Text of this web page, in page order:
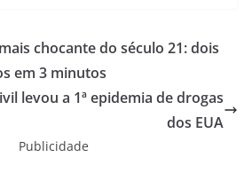
chocante do século 21: dois
em 3 minutos
levou a 1ª epidemia de drogas
dos EUA
Publicidade